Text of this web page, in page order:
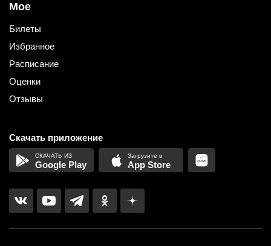
Мое
Билеты
Избранное
Расписание
Оценки
Отзывы
Скачать приложение
Google Play App Store